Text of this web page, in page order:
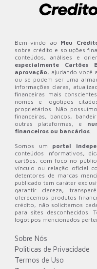
Bem-vindo ao Meu
sobre crédito e soluções
conteúdos, análises e
especialmente
aprovação, ajudando você
ou se podem ser uma
informações claras,
financeiras mais
nomes e logotipos
proprietários. Não
financeiras, bancos,
outras plataformas, e
financeiros ou bancários.
Somos um portal
conteúdos informativos,
cartões, com foco no
vínculo ou relação oficial
detentores de marcas
publicado tem caráter
garantir clareza,
oferecemos produtos
crédito, não solicitamos
para sites desconhecidos.
logotipos mencionados
Sobre Nós
Politicas de Privacidade
Termos de Uso